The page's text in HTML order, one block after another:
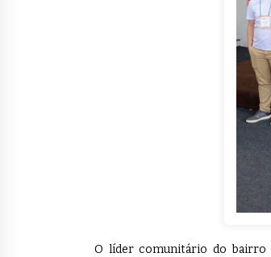
O líder comunitário do bairro